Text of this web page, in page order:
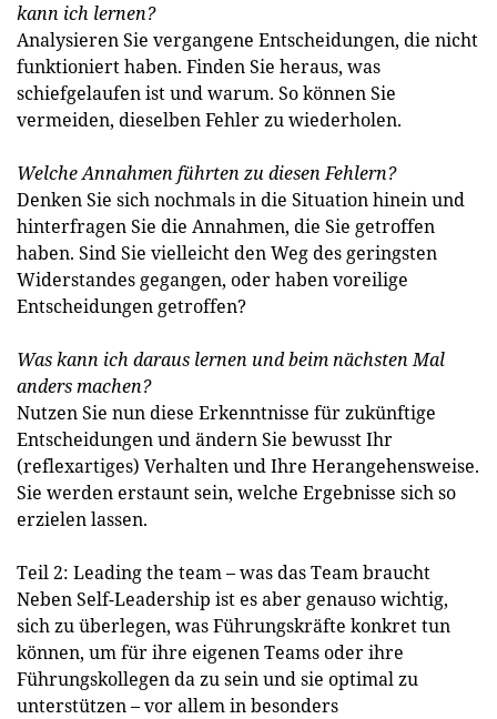
kann ich lernen?
Analysieren Sie vergangene Entscheidungen, die nicht
funktioniert haben. Finden Sie heraus, was
schiefgelaufen ist und warum. So können Sie
vermeiden, dieselben Fehler zu wiederholen.
Welche Annahmen führten zu diesen Fehlern?
Denken Sie sich nochmals in die Situation hinein und
hinterfragen Sie die Annahmen, die Sie getroffen
haben. Sind Sie vielleicht den Weg des geringsten
Widerstandes gegangen, oder haben voreilige
Entscheidungen getroffen?
Was kann ich daraus lernen und beim nächsten Mal
anders machen?
Nutzen Sie nun diese Erkenntnisse für zukünftige
Entscheidungen und ändern Sie bewusst Ihr
(reflexartiges) Verhalten und Ihre Herangehensweise.
Sie werden erstaunt sein, welche Ergebnisse sich so
erzielen lassen.
Teil 2: Leading the team – was das Team braucht
Neben Self-Leadership ist es aber genauso wichtig,
sich zu überlegen, was Führungskräfte konkret tun
können, um für ihre eigenen Teams oder ihre
Führungskollegen da zu sein und sie optimal zu
unterstützen – vor allem in besonders